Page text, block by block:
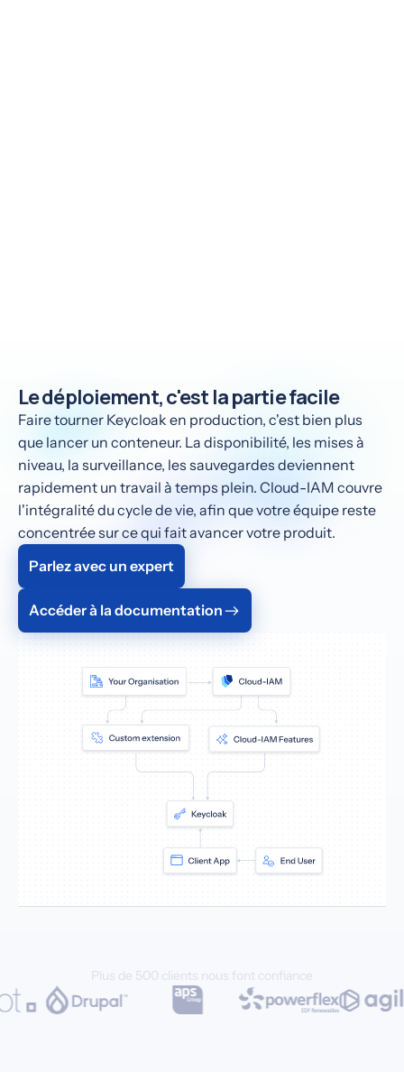
Le déploiement, c'est la partie facile
Faire tourner Keycloak en production, c'est bien plus
que lancer un conteneur. La disponibilité, les mises à
niveau, la surveillance, les sauvegardes deviennent
rapidement un travail à temps plein. Cloud-IAM couvre
l'intégralité du cycle de vie, afin que votre équipe reste
concentrée sur ce qui fait avancer votre produit.
Parlez avec un expert
Accéder à la documentation
Plus de 500 clients nous font confiance